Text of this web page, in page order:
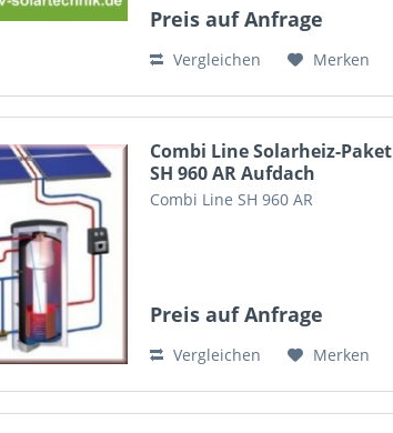
Preis auf Anfrage
Vergleichen Merken
Combi Line Solarheiz-Paket
SH 960 AR Aufdach
Combi Line SH 960 AR
Preis auf Anfrage
Vergleichen Merken